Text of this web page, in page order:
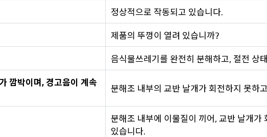
정상적으로 작동되고 있습니다.
제품의 뚜껑이 열려 있습니까?
음식물쓰레기를 완전히 분해하고, 절전 상
깜박이며, 경고음이 계속
분해조 내부의 교반 날개가 회전하지 못하
분해조 내부에 이물질이 끼어, 교반 날개가
있습니다.